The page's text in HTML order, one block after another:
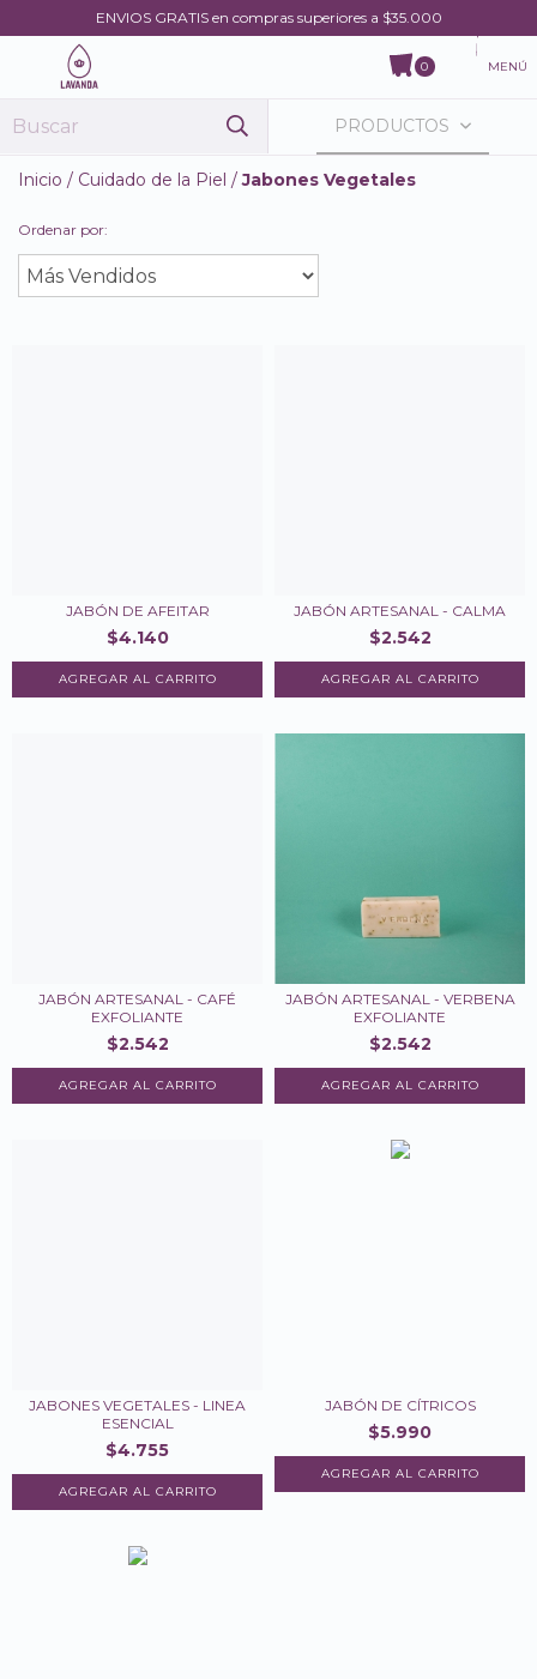
ENVIOS GRATIS en compras superiores a $35.000
0 MENÚ
PRODUCTOS
Inicio / Cuidado de la Piel / Jabones Vegetales
Ordenar por:
JABÓN DE AFEITAR
$4.140
JABÓN ARTESANAL - CALMA
$2.542
JABÓN ARTESANAL - CAFÉ
EXFOLIANTE
$2.542
JABÓN ARTESANAL - VERBENA
EXFOLIANTE
$2.542
JABONES VEGETALES - LINEA
ESENCIAL
$4.755
AGREGAR AL CARRITO
JABÓN DE CÍTRICOS
$5.990